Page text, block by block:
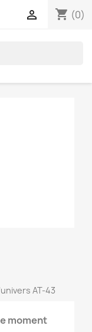
shopping_cart (0)

AT-43
moment